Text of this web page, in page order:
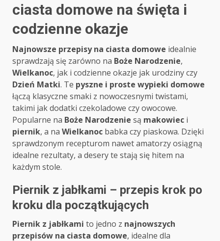
ciasta domowe na święta i
codzienne okazje
Najnowsze przepisy na ciasta domowe idealnie
sprawdzają się zarówno na Boże Narodzenie,
Wielkanoc, jak i codzienne okazje jak urodziny czy
Dzień Matki. Te pyszne i proste wypieki domowe
łączą klasyczne smaki z nowoczesnymi twistami,
takimi jak dodatki czekoladowe czy owocowe.
Popularne na Boże Narodzenie są makowiec i
piernik, a na Wielkanoc babka czy piaskowa. Dzięki
sprawdzonym recepturom nawet amatorzy osiągną
idealne rezultaty, a desery te stają się hitem na
każdym stole.
Piernik z jabłkami – przepis krok po
kroku dla początkujących
Piernik z jabłkami to jedno z najnowszych
przepisów na ciasta domowe, idealne dla